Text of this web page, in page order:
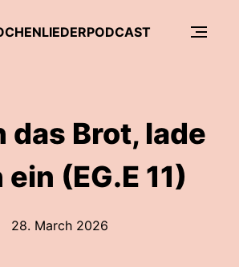
das Brot, lade
(EG.E 11)
28. March 2026